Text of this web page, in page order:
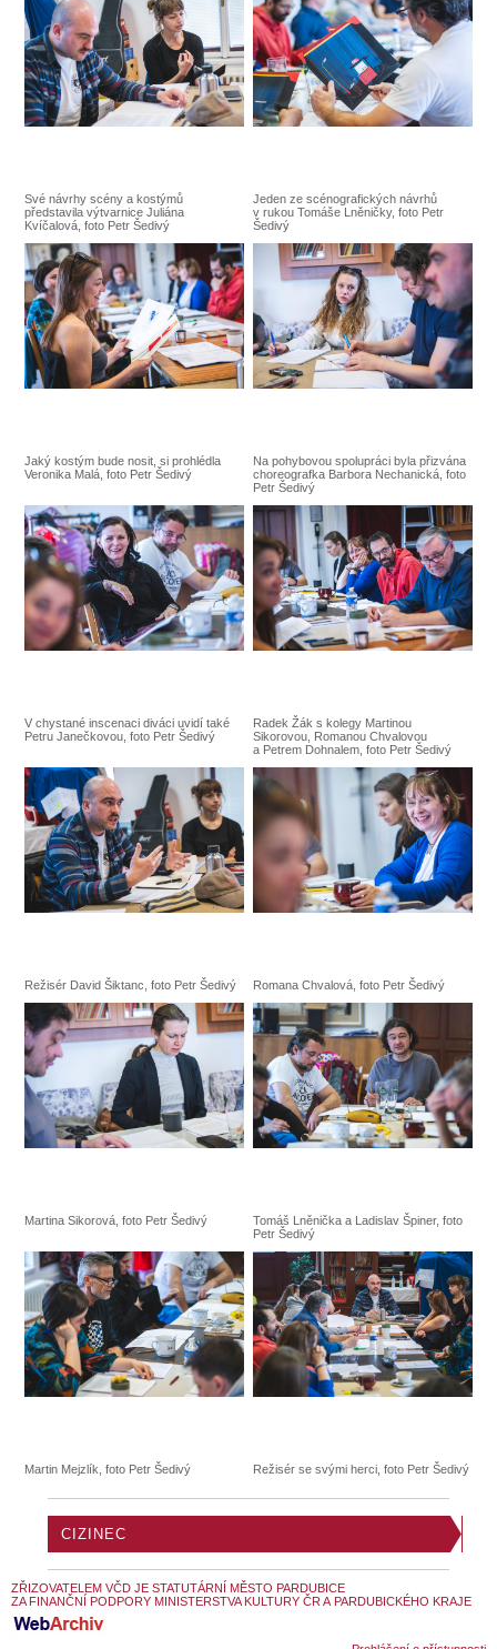
Své návrhy scény a kostýmů
představila výtvarnice Juliána
Kvíčalová, foto Petr Šedivý
Jeden ze scénografických návrhů
v rukou Tomáše Lněničky, foto Petr
Šedivý
Jaký kostým bude nosit, si prohlédla
Veronika Malá, foto Petr Šedivý
Na pohybovou spolupráci byla přizvána
choreografka Barbora Nechanická, foto
Petr Šedivý
V chystané inscenaci diváci uvidí také
Petru Janečkovou, foto Petr Šedivý
Radek Žák s kolegy Martinou
Sikorovou, Romanou Chvalovou
a Petrem Dohnalem, foto Petr Šedivý
Režisér David Šiktanc, foto Petr Šedivý Romana Chvalová, foto Petr Šedivý
Martina Sikorová, foto Petr Šedivý
Tomáš Lněnička a Ladislav Špiner, foto
Petr Šedivý
Martin Mejzlík, foto Petr Šedivý Režisér se svými herci, foto Petr Šedivý
CIZINEC
ZŘIZOVATELEM VČD JE STATUTÁRNÍ MĚSTO PARDUBICE
ZA FINANČNÍ PODPORY MINISTERSTVA KULTURY ČR A PARDUBICKÉHO KRAJE